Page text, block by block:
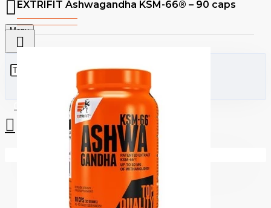
Menu
0 стоки - €0.00 (0.00лв)
Вашата количка е празна!
EXTRIFIT Ashwagandha KSM-66® – 90 caps